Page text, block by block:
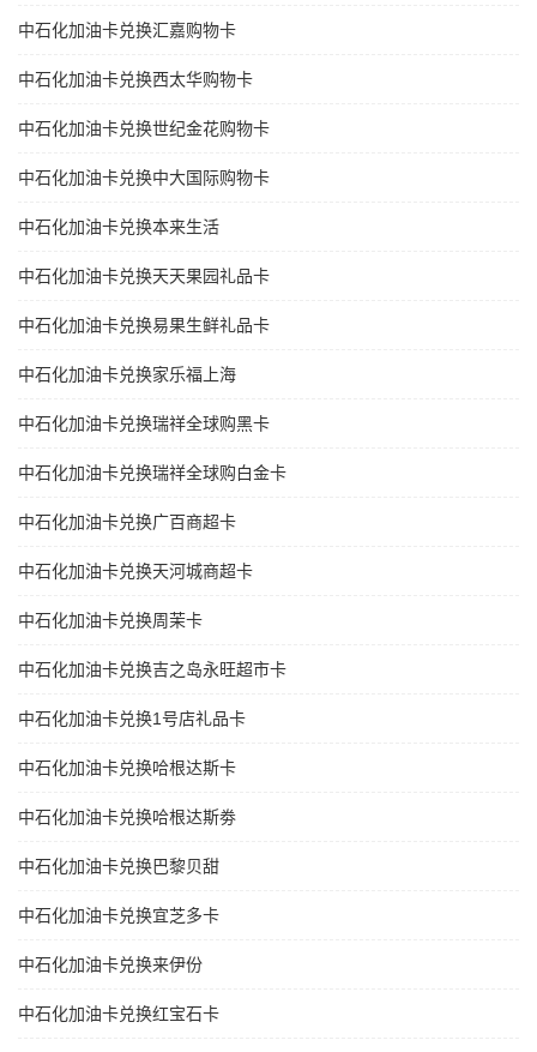
中石化加油卡兑换汇嘉购物卡
中石化加油卡兑换西太华购物卡
中石化加油卡兑换世纪金花购物卡
中石化加油卡兑换中大国际购物卡
中石化加油卡兑换本来生活
中石化加油卡兑换天天果园礼品卡
中石化加油卡兑换易果生鲜礼品卡
中石化加油卡兑换家乐福上海
中石化加油卡兑换瑞祥全球购黑卡
中石化加油卡兑换瑞祥全球购白金卡
中石化加油卡兑换广百商超卡
中石化加油卡兑换天河城商超卡
中石化加油卡兑换周茉卡
中石化加油卡兑换吉之岛永旺超市卡
中石化加油卡兑换1号店礼品卡
中石化加油卡兑换哈根达斯卡
中石化加油卡兑换哈根达斯劵
中石化加油卡兑换巴黎贝甜
中石化加油卡兑换宜芝多卡
中石化加油卡兑换来伊份
中石化加油卡兑换红宝石卡